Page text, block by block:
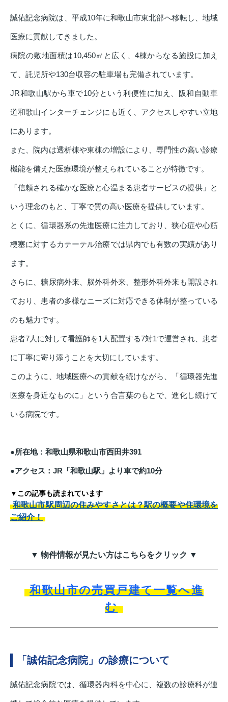
誠佑記念病院は、平成10年に和歌山市東北部へ移転し、地域
医療に貢献してきました。
病院の敷地面積は10,450㎡と広く、4棟からなる施設に加え
て、託児所や130台収容の駐車場も完備されています。
JR和歌山駅から車で10分という利便性に加え、阪和自動車
道和歌山インターチェンジにも近く、アクセスしやすい立地
にあります。
また、院内は透析棟や東棟の増設により、専門性の高い診療
機能を備えた医療環境が整えられていることが特徴です。
「信頼される確かな医療と心温まる患者サービスの提供」と
いう理念のもと、丁寧で質の高い医療を提供しています。
とくに、循環器系の先進医療に注力しており、狭心症や心筋
梗塞に対するカテーテル治療では県内でも有数の実績があり
ます。
さらに、糖尿病外来、脳外科外来、整形外科外来も開設され
ており、患者の多様なニーズに対応できる体制が整っている
のも魅力です。
患者7人に対して看護師を1人配置する7対1で運営され、患者
に丁寧に寄り添うことを大切にしています。
このように、地域医療への貢献を続けながら、「循環器先進
医療を身近なものに」という合言葉のもとで、進化し続けて
いる病院です。
●所在地：和歌山県和歌山市西田井391
●アクセス：JR「和歌山駅」より車で約10分
▼この記事も読まれています
和歌山市駅周辺の住みやすさとは？駅の概要や住環境を
ご紹介！
▼ 物件情報が見たい方はこちらをクリック ▼
和歌山市の売買戸建て一覧へ進
む
「誠佑記念病院」の診療について
誠佑記念病院では、循環器内科を中心に、複数の診療科が連